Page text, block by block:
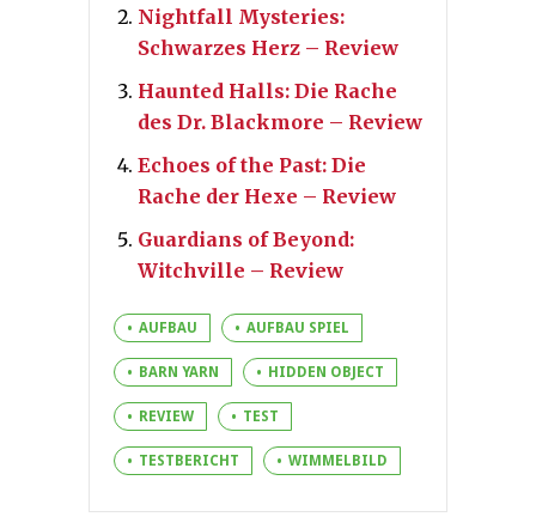
Nightfall Mysteries:
Schwarzes Herz – Review
Haunted Halls: Die Rache
des Dr. Blackmore – Review
Echoes of the Past: Die
Rache der Hexe – Review
Guardians of Beyond:
Witchville – Review
AUFBAU AUFBAU SPIEL
BARN YARN HIDDEN OBJECT
REVIEW TEST
TESTBERICHT WIMMELBILD